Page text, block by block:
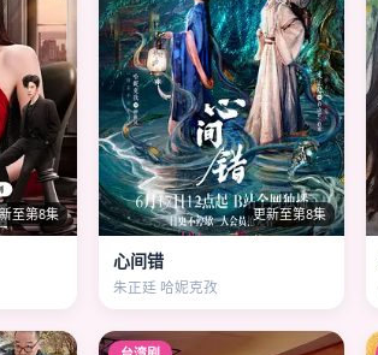
至第8集 更新至第8集
心间错
朱正廷 哈妮克孜